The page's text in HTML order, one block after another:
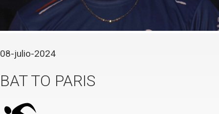
08-julio-2024
BAT TO PARIS